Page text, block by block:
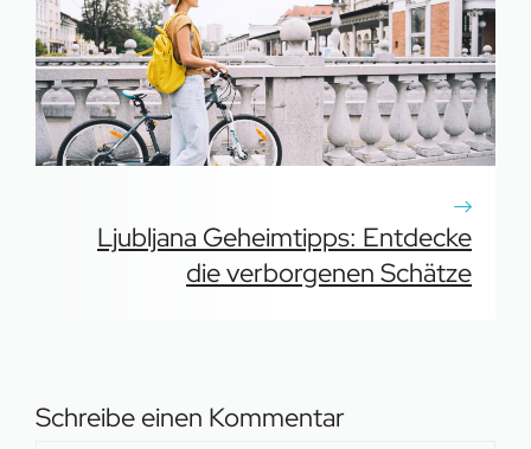
Ljubljana Geheimtipps: Entdecke
die verborgenen Schätze
Schreibe einen Kommentar